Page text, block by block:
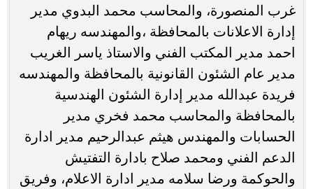
غرب المنصورة، والمحاسب محمد البدوي مدير
إدارة الاعلانات بالمحافظة ،والمهندسه ريهام
احمد مدير المكتب الفني والاستاذ ياسر الغريب
مدير عام الشئون القانونية بالمحافظة والمهندسه
فريدة عبدالله مدير إدارة الشئون الهندسية
بالمحافظة والمحاسب محمد فخري مدير
الحسابات والمهندس هيثم عبدالرحيم مدير ادارة
الدعم الفني ومحمد صلاح بادارة التفتيش
والحوكمة ورضا سلامه مدير ادارة الاعلام، وفريق